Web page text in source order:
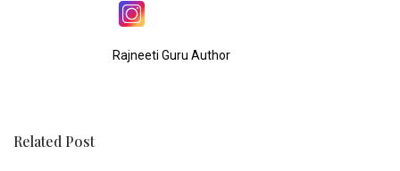
Rajneeti Guru Author
Related Post